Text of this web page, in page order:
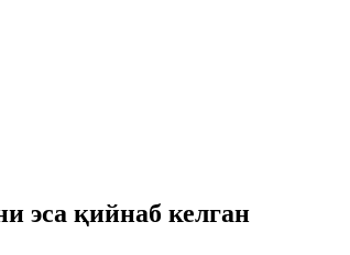
эса қийнаб келган